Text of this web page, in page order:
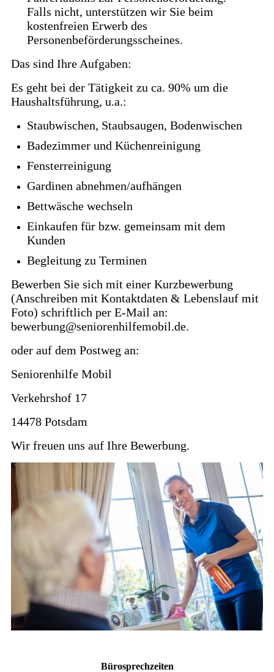
Falls nicht, unterstützen wir Sie beim
kostenfreien Erwerb des
Personenbeförderungsscheines.
Das sind Ihre Aufgaben:
Es geht bei der Tätigkeit zu ca. 90% um die
Haushaltsführung, u.a.:
Staubwischen, Staubsaugen, Bodenwischen
Badezimmer und Küchenreinigung
Fensterreinigung
Gardinen abnehmen/aufhängen
Bettwäsche wechseln
Einkaufen für bzw. gemeinsam mit dem
Kunden
Begleitung zu Terminen
Bewerben Sie sich mit einer Kurzbewerbung
(Anschreiben mit Kontaktdaten & Lebenslauf mit
Foto) schriftlich per E-Mail an:
bewerbung@seniorenhilfemobil.de.
oder auf dem Postweg an:
Seniorenhilfe Mobil
Verkehrshof 17
14478 Potsdam
Wir freuen uns auf Ihre Bewerbung.
Bürosprechzeiten